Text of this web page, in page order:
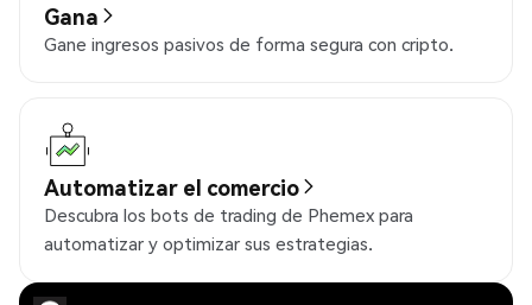
Gana
Gane ingresos pasivos de forma segura con cripto.
Automatizar el comercio
Descubra los bots de trading de Phemex para
automatizar y optimizar sus estrategias.